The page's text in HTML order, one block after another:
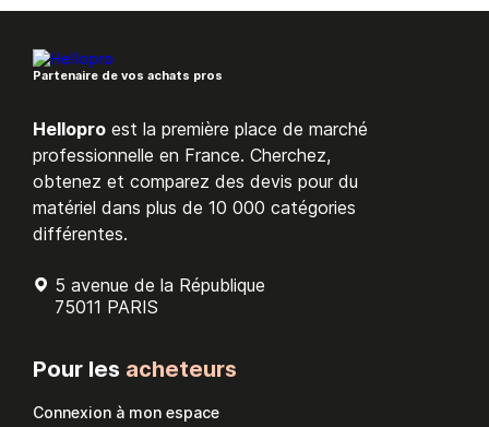
Partenaire de vos achats pros
Hellopro est la première place de marché
professionnelle en France. Cherchez,
obtenez et comparez des devis pour du
matériel dans plus de 10 000 catégories
différentes.
5 avenue de la République
75011 PARIS
Pour les acheteurs
Connexion à mon espace